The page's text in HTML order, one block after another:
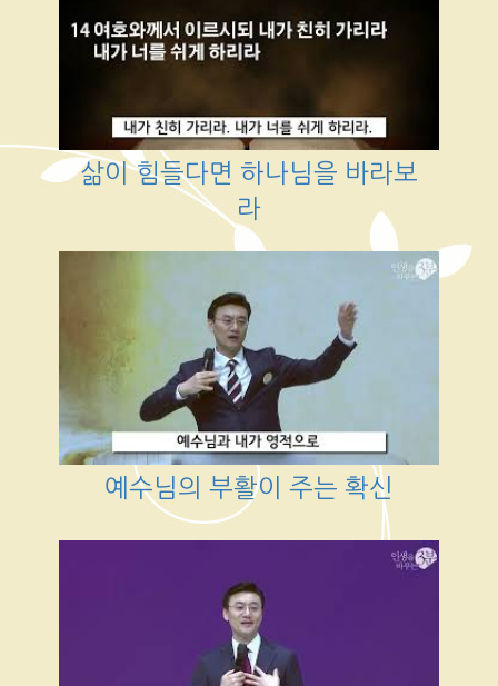
삶이 힘들다면 하나님을 바라보
라
예수님의 부활이 주는 확신